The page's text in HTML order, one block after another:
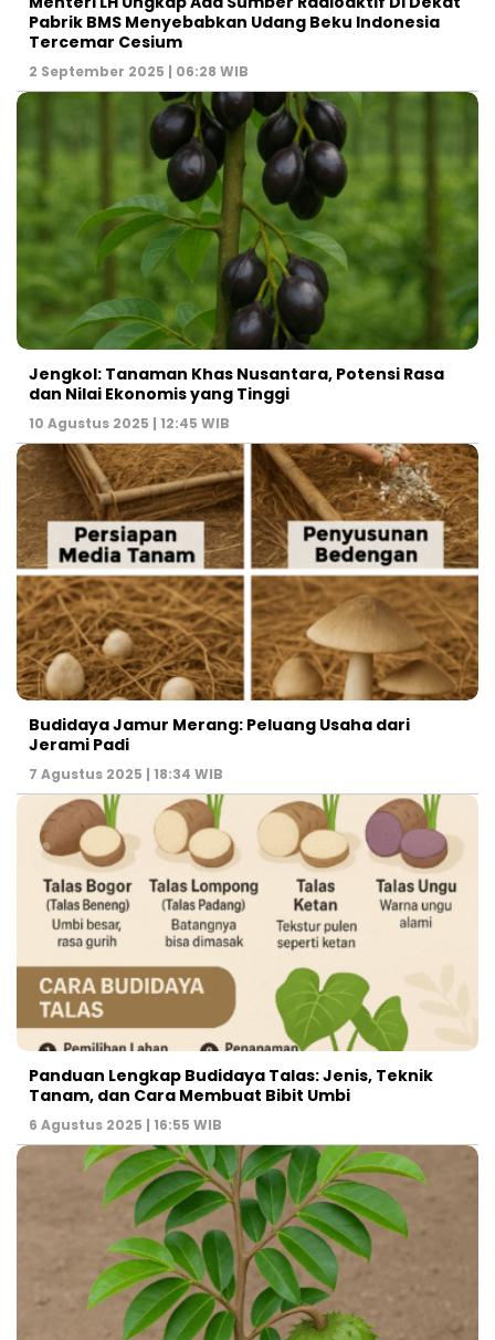
Pabrik BMS Menyebabkan Udang Beku Indonesia
Tercemar Cesium
2 September 2025 | 06:28 WIB
Jengkol: Tanaman Khas Nusantara, Potensi Rasa
dan Nilai Ekonomis yang Tinggi
10 Agustus 2025 | 12:45 WIB
Budidaya Jamur Merang: Peluang Usaha dari
Jerami Padi
7 Agustus 2025 | 18:34 WIB
Panduan Lengkap Budidaya Talas: Jenis, Teknik
Tanam, dan Cara Membuat Bibit Umbi
6 Agustus 2025 | 16:55 WIB